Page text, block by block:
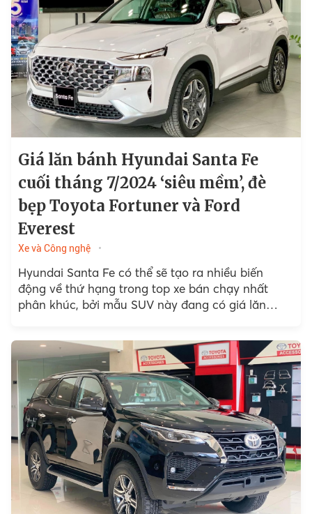
Giá lăn bánh Hyundai Santa Fe
cuối tháng 7/2024 ‘siêu mềm’, đè
bẹp Toyota Fortuner và Ford
Everest
Xe và Công nghệ
Hyundai Santa Fe có thể sẽ tạo ra nhiều biến
động về thứ hạng trong top xe bán chạy nhất
phân khúc, bởi mẫu SUV này đang có giá lăn